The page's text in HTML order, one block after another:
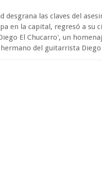
desgrana las claves del
en la capital, regresó a su
El Chucarro', un
del guitarrista Diego